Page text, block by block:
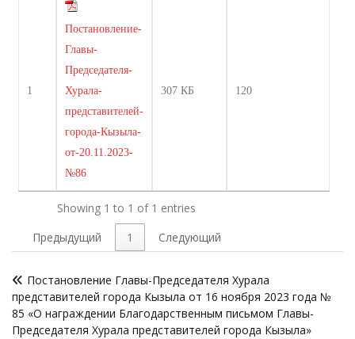
1
Постановление-
Главы-
Председателя-
Хурала-
представителей-
города-Кызыла-
от-20.11.2023-
№86
307 КБ 120
Showing 1 to 1 of 1 entries
Предыдущий
1 Следующий
по
записям
Постановление Главы-Председателя Хурала
представителей города Кызыла от 16 ноября 2023 года №
85 «О награждении Благодарственным письмом Главы-
Председателя Хурала представителей города Кызыла»